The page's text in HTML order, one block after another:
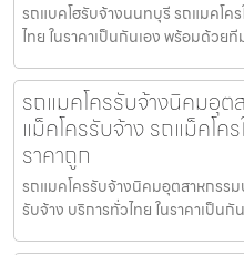
รถแบคโฮรับจ้างนนทบุรี รถแมคโค
ไทย ในราคาเป็นกันเอง พร้อมด้วย
รถแมคโครรับจ้างนิคมอุต
แม็คโครรับจ้าง รถแม็คโค
ราคาถูก
รถแมคโครรับจ้างนิคมอุตสาหกรรม
รับจ้าง บริการทั่วไทย ในราคาเป็น